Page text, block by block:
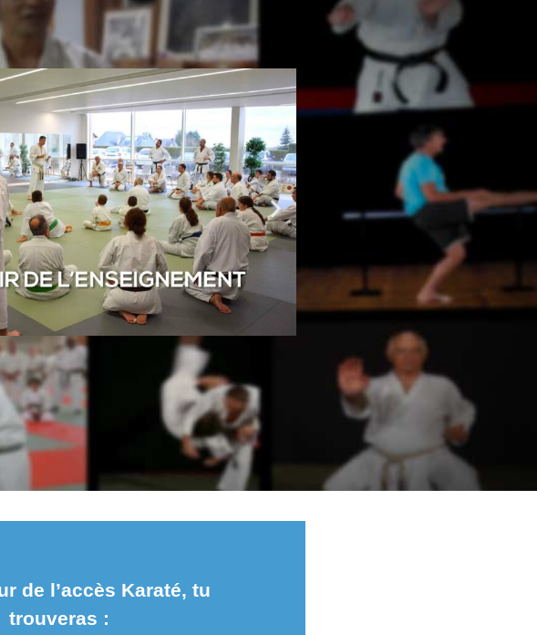
de l’accès Karaté, tu
trouveras :